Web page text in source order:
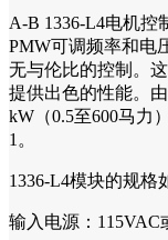
A-B 1336-L4电机控
PMW可调频率和电
无与伦比的控制。
提供出色的性能。
kW（0.5至600马力
1。
1336-L4模块的规格
输入电源：115VAC